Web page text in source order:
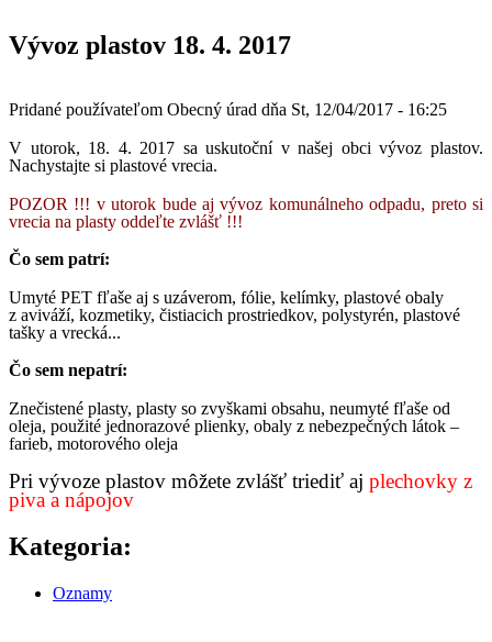
Vývoz plastov 18. 4. 2017
Pridané používateľom Obecný úrad dňa St, 12/04/2017 - 16:25
V utorok, 18. 4. 2017 sa uskutoční v našej obci vývoz plastov.
Nachystajte si plastové vrecia.
POZOR !!! v utorok bude aj vývoz komunálneho odpadu, preto si
vrecia na plasty oddeľte zvlášť !!!
Čo sem patrí:
Umyté PET fľaše aj s uzáverom, fólie, kelímky, plastové obaly
z aviváží, kozmetiky, čistiacich prostriedkov, polystyrén, plastové
tašky a vrecká...
Čo sem nepatrí:
Znečistené plasty, plasty so zvyškami obsahu, neumyté fľaše od
oleja, použité jednorazové plienky, obaly z nebezpečných látok –
farieb, motorového oleja
Pri vývoze plastov môžete zvlášť triediť aj plechovky z
piva a nápojov
Kategoria:
Oznamy